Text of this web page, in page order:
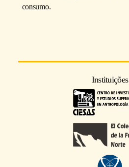
consumo.
Instituições